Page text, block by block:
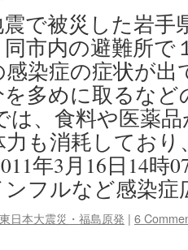
で被災した岩手
市内の避難所で
染症の症状が
多めに取るなど
、食料や医薬品
も消耗してお
年3月16日14時
フルなど感染症
東日本大震災・福島原発 | 6